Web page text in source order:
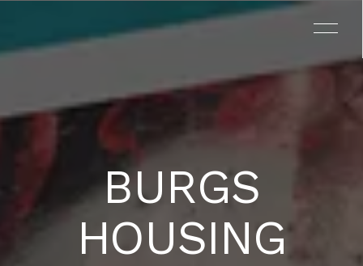
EL PROYECTO
EL LIBRO
BURGS
HOUSING